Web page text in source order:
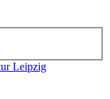
Leipzig